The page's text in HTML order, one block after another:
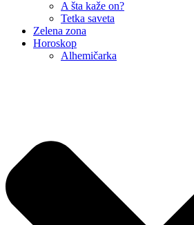
A šta kaže on?
Tetka saveta
Zelena zona
Horoskop
Alhemičarka